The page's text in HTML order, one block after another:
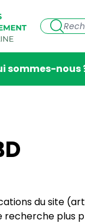
sommes-nous
du site
recherche plus